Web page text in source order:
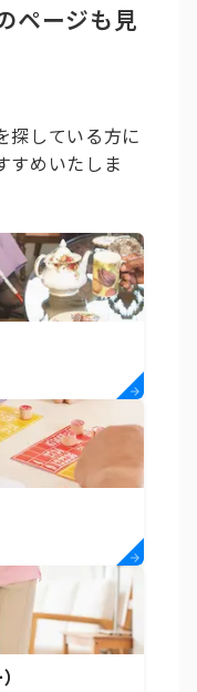
ページも見
探している方に
すめいたしま